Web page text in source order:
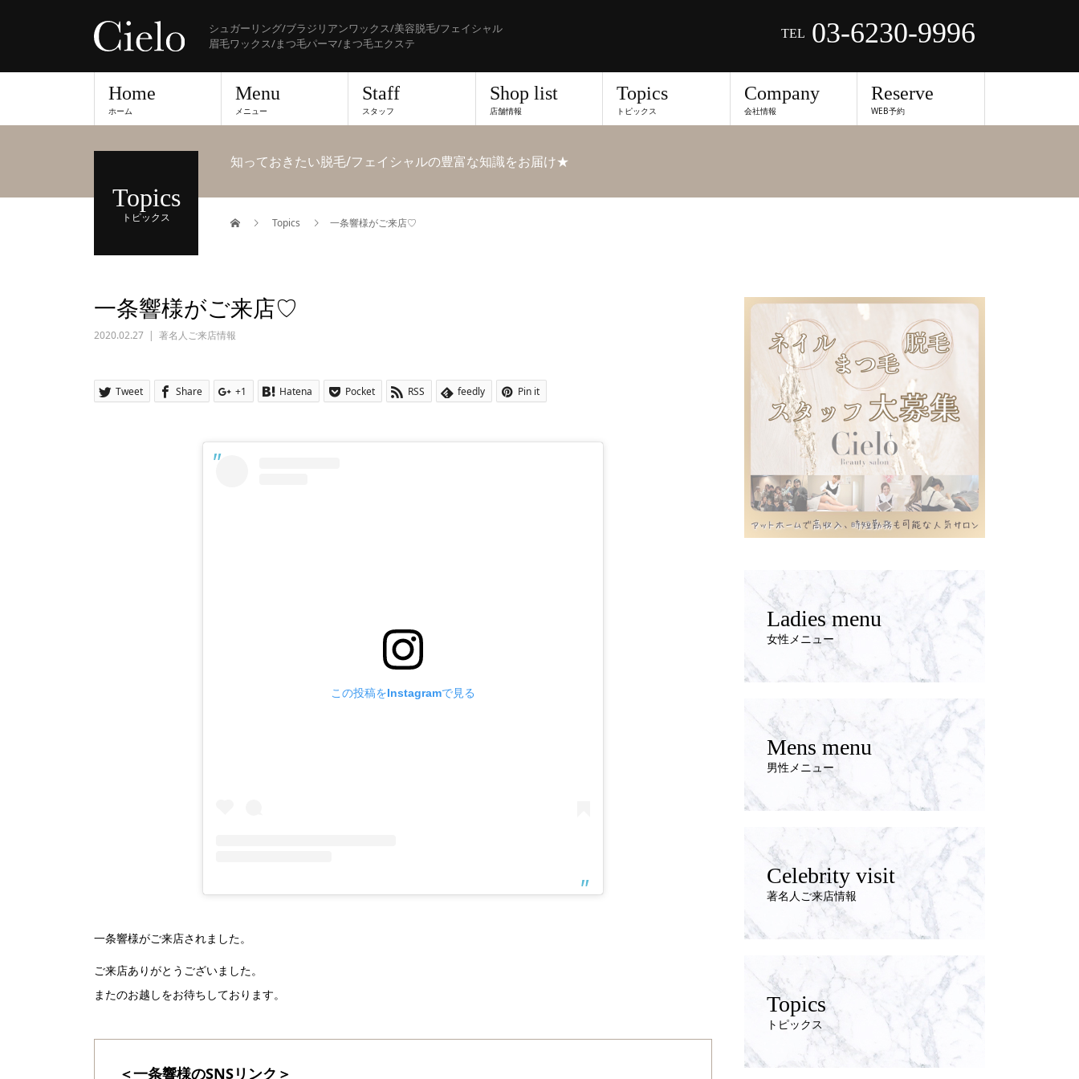
シュガーリング/ブラジリアンワックス/美容脱毛/フェイシャル
眉毛ワックス/まつ毛パーマ/まつ毛エクステ
TEL 03-6230-9996
Home
ホーム
Menu
メニュー
Staff
スタッフ
Shop list
店舗情報
Topics
トピックス
Company
会社情報
Reserve
WEB予約
Topics
トピックス
知っておきたい脱毛/フェイシャルの豊富な知識をお届け★
Topics 一条響様がご来店♡
一条響様がご来店♡
2020.02.27 著名人ご来店情報
Tweet Share +1 Hatena Pocket RSS feedly Pin it
この投稿をInstagramで見る
一条響様がご来店されました。
ご来店ありがとうございました。
またのお越しをお待ちしております。
＜一条響様のSNSリンク＞
Ladies menu
女性メニュー
Mens menu
男性メニュー
Celebrity visit
著名人ご来店情報
Topics
トピックス